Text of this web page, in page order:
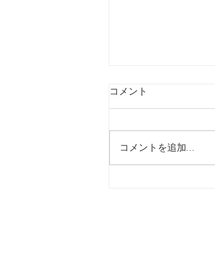
コメント
コメントを追加…